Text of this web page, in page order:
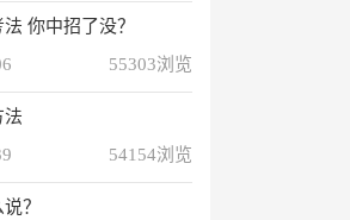
你中招了没？
55303浏览
法
54154浏览
？